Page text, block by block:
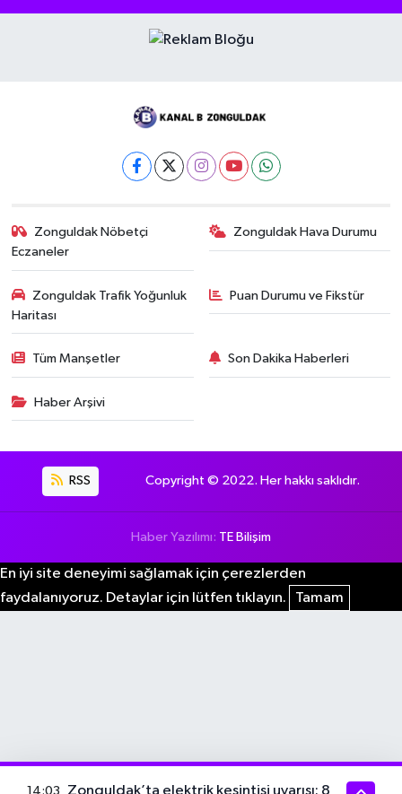
Zonguldak Nöbetçi
Eczaneler
Zonguldak Hava Durumu
Zonguldak Trafik Yoğunluk
Haritası
Puan Durumu ve Fikstür
Tüm Manşetler Son Dakika Haberleri
Haber Arşivi
RSS Copyright © 2022. Her hakkı saklıdır.
Haber Yazılımı: TE Bilişim
En iyi site deneyimi sağlamak için çerezlerden
faydalanıyoruz. Detaylar için lütfen tıklayın.
Tamam
14:03 Zonguldak’ta elektrik kesintisi uyarısı: 8